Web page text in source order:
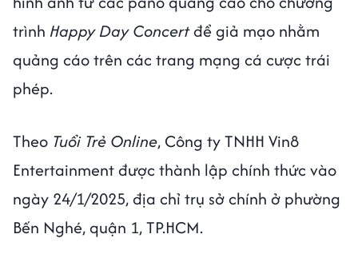
trình Happy Day Concertđể giả mạo nhằm
quảng cáo trên các trang mạng cá cược trái
phép.
Theo Tuổi Trẻ Online, Công ty TNHH Vin8
Entertainment được thành lập chính thức vào
ngày 24/1/2025, địa chỉ trụ sở chính ở phường
Bến Nghé, quận 1, TP.HCM.